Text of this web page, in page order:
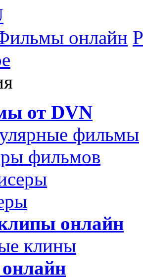
онлайн
от DVN
фильмы
фильмов
онлайн
клины